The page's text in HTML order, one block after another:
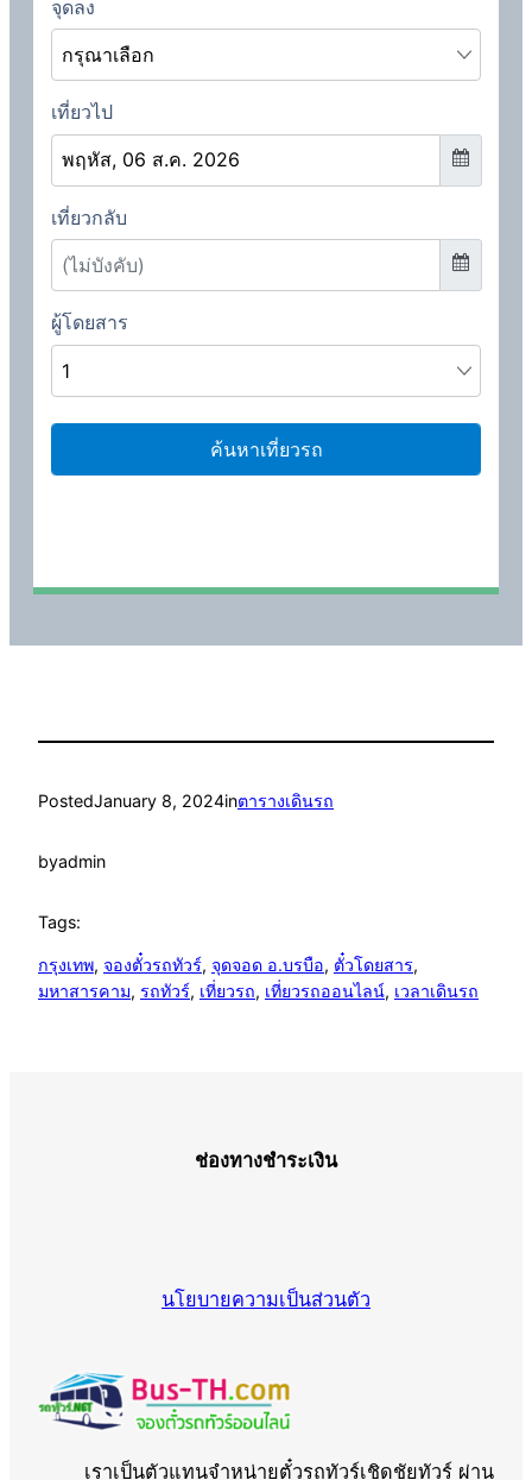
PostedJanuary 8, 2024inตารางเดินรถ
byadmin
Tags:
กรุงเทพ, จองตั๋วรถทัวร์, จุดจอด อ.บรบือ, ตั๋วโดยสาร
มหาสารคาม, รถทัวร์, เที่ยวรถ, เที่ยวรถออนไลน์, เวลาเดินรถ
ช่องทางชำระเงิน
นโยบายความเป็นส่วนตัว
เราเป็นตัวแทนจำหน่ายตั๋วรถทัวร์เชิดชัยทัวร์ ผ่าน